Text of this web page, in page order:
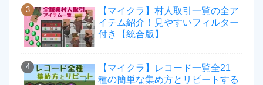
【マイクラ】村人取引一覧の全ア
イテム紹介！見やすいフィルター
付き【統合版】
【マイクラ】レコード一覧全21
種の簡単な集め方とリピートする